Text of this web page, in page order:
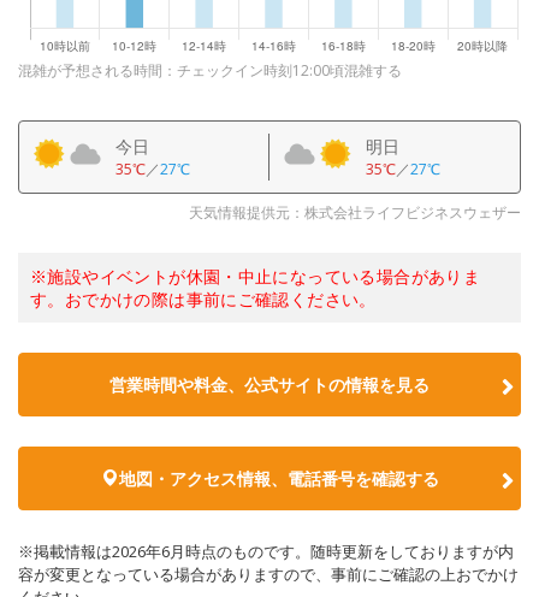
混雑が予想される時間：チェックイン時刻12:00頃混雑する
今日
35℃／27℃
明日
35℃／27℃
天気情報提供元：株式会社ライフビジネスウェザー
※施設やイベントが休園・中止になっている場合がありま
す。おでかけの際は事前にご確認ください。
営業時間や料金、公式サイトの情報を見る
地図・アクセス情報、電話番号を確認する
※掲載情報は2026年6月時点のものです。随時更新をしておりますが内
容が変更となっている場合がありますので、事前にご確認の上おでかけ